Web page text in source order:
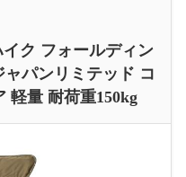
ク フォールディン
パンリミテッド コ
軽量 耐荷重150kg